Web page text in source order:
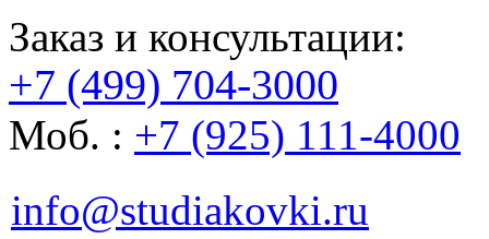
Заказ и консультации:
+7 (499) 704-3000
Моб. : +7 (925) 111-4000
info@studiakovki.ru